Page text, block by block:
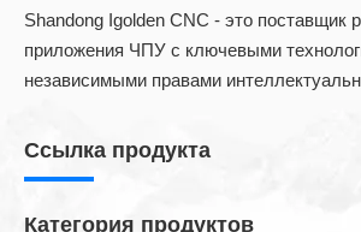
Shandong Igolden CNC - это поставщик
приложения ЧПУ с ключевыми
независимыми правами
Ссылка продукта
Категория продуктов